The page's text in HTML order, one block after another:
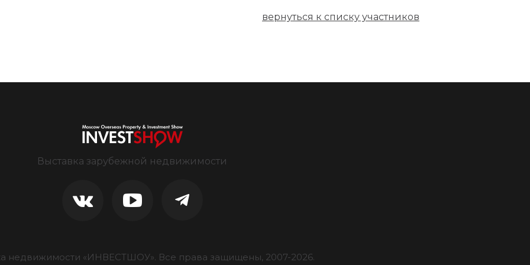
вернуться к списку участников
Выставка зарубежной недвижимости
недвижимости «ИНВЕСТШОУ». Все права защищены, 2007-2026.